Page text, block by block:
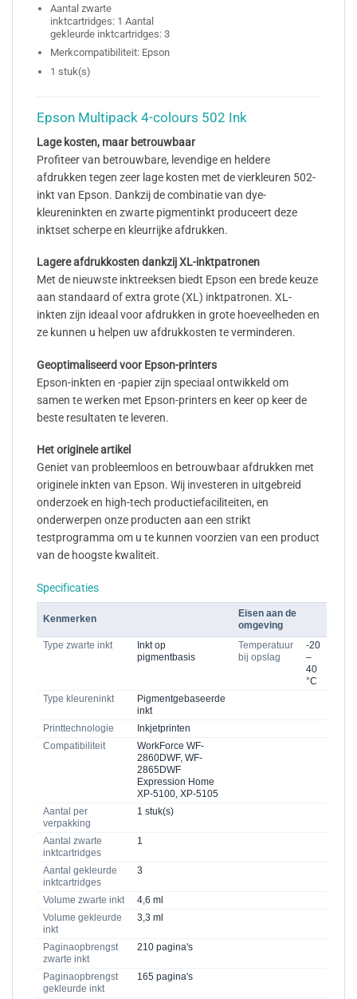
Aantal zwarte
inktcartridges: 1 Aantal
gekleurde inktcartridges: 3
Merkcompatibiliteit: Epson
1 stuk(s)
Epson Multipack 4-colours 502 Ink
Lage kosten, maar betrouwbaar
Profiteer van betrouwbare, levendige en heldere
afdrukken tegen zeer lage kosten met de vierkleuren 502-
inkt van Epson. Dankzij de combinatie van dye-
kleureninkten en zwarte pigmentinkt produceert deze
inktset scherpe en kleurrijke afdrukken.
Lagere afdrukkosten dankzij XL-inktpatronen
Met de nieuwste inktreeksen biedt Epson een brede keuze
aan standaard of extra grote (XL) inktpatronen. XL-
inkten zijn ideaal voor afdrukken in grote hoeveelheden en
ze kunnen u helpen uw afdrukkosten te verminderen.
Geoptimaliseerd voor Epson-printers
Epson-inkten en -papier zijn speciaal ontwikkeld om
samen te werken met Epson-printers en keer op keer de
beste resultaten te leveren.
Het originele artikel
Geniet van probleemloos en betrouwbaar afdrukken met
originele inkten van Epson. Wij investeren in uitgebreid
onderzoek en high-tech productiefaciliteiten, en
onderwerpen onze producten aan een strikt
testprogramma om u te kunnen voorzien van een product
van de hoogste kwaliteit.
Specificaties
Kenmerken
Eisen aan de
omgeving
Type zwarte inkt
Inkt op
pigmentbasis
Temperatuur
bij opslag
-20
–
40
°C
Type kleureninkt
Pigmentgebaseerde
inkt
Printtechnologie
Inkjetprinten
Compatibiliteit
WorkForce WF-
2860DWF, WF-
2865DWF
Expression Home
XP-5100, XP-5105
Aantal per
verpakking
1 stuk(s)
Aantal zwarte
inktcartridges
1
Aantal gekleurde
inktcartridges
3
Volume zwarte inkt
4,6 ml
Volume gekleurde
inkt
3,3 ml
Paginaopbrengst
zwarte inkt
210 pagina's
Paginaopbrengst
gekleurde inkt
165 pagina's